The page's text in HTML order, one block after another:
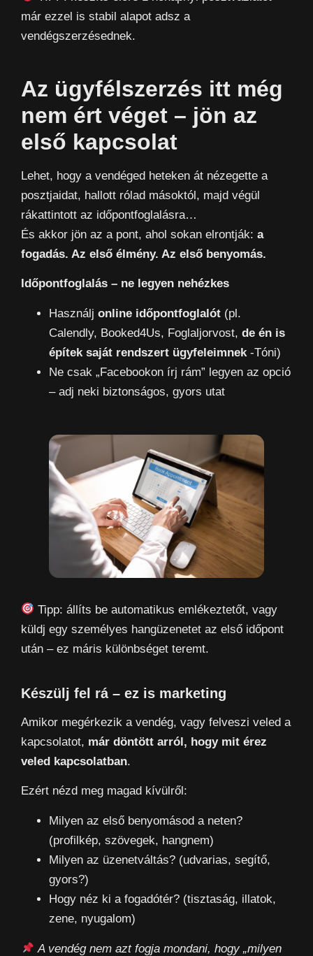
már ezzel is stabil alapot adsz a
vendégszerzésednek.
Az ügyfélszerzés itt még
nem ért véget – jön az
első kapcsolat
Lehet, hogy a vendéged heteken át nézegette a
posztjaidat, hallott rólad másoktól, majd végül
rákattintott az időpontfoglalásra…
És akkor jön az a pont, ahol sokan elrontják: a
fogadás. Az első élmény. Az első benyomás.
Időpontfoglalás – ne legyen nehézkes
Használj online időpontfoglalót (pl.
Calendly, Booked4Us, Foglaljorvost, de én is
építek saját rendszert ügyfeleimnek -Tóni)
Ne csak „Facebookon írj rám” legyen az opció
– adj neki biztonságos, gyors utat
Tipp: állíts be automatikus emlékeztetőt, vagy
küldj egy személyes hangüzenetet az első időpont
után – ez máris különbséget teremt.
Készülj fel rá – ez is marketing
Amikor megérkezik a vendég, vagy felveszi veled a
kapcsolatot, már döntött arról, hogy mit érez
veled kapcsolatban.
Ezért nézd meg magad kívülről:
Milyen az első benyomásod a neten?
(profilkép, szövegek, hangnem)
Milyen az üzenetváltás? (udvarias, segítő,
gyors?)
Hogy néz ki a fogadótér? (tisztaság, illatok,
zene, nyugalom)
A vendég nem azt fogja mondani, hogy „milyen